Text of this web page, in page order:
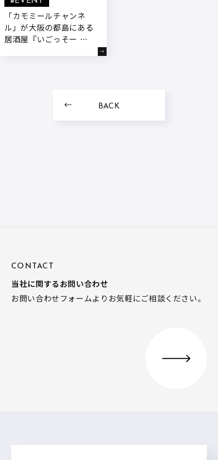
「カモミールチャンネ
ル」が大阪の都島にある
居酒屋『いごっそー 高
BACK
CONTACT
当社に関するお問い合わせ
お問い合わせフォームよりお気軽にご相談ください。